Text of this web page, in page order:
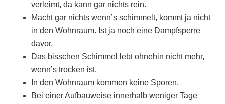
verleimt, da kann gar nichts rein.
Macht gar nichts wenn’s schimmelt, kommt ja nicht
in den Wohnraum. Ist ja noch eine Dampfsperre
davor.
Das bisschen Schimmel lebt ohnehin nicht mehr,
wenn’s trocken ist.
In den Wohnraum kommen keine Sporen.
Bei einer Aufbauweise innerhalb weniger Tage